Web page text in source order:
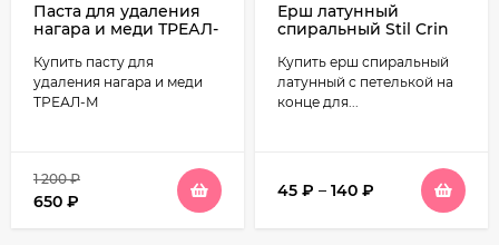
Паста для удаления
нагара и меди ТРЕАЛ-
Купить пасту для
удаления нагара и меди
ТРЕАЛ-М
1 200₽
650 ₽
Ерш латунный
спиральный Stil Crin
Купить ерш спиральный
латунный с петелькой на
конце для...
45 ₽ – 140 ₽